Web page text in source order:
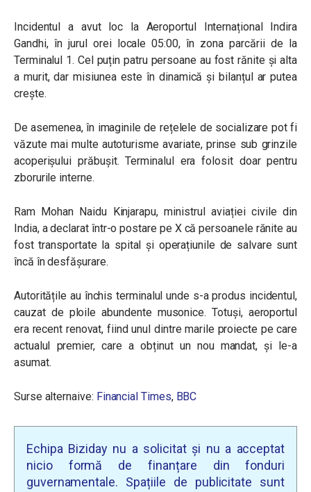
Incidentul a avut loc la Aeroportul Internațional Indira
Gandhi, în jurul orei locale 05:00, în zona parcării de la
Terminalul 1. Cel puțin patru persoane au fost rănite și alta
a murit, dar misiunea este în dinamică și bilanțul ar putea
crește.
De asemenea, în imaginile de rețelele de socializare pot fi
văzute mai multe autoturisme avariate, prinse sub grinzile
acoperișului prăbușit. Terminalul era folosit doar pentru
zborurile interne.
Ram Mohan Naidu Kinjarapu, ministrul aviației civile din
India, a declarat într-o postare pe X că persoanele rănite au
fost transportate la spital și operațiunile de salvare sunt
încă în desfășurare.
Autoritățile au închis terminalul unde s-a produs incidentul,
cauzat de ploile abundente musonice. Totuși, aeroportul
era recent renovat, fiind unul dintre marile proiecte pe care
actualul premier, care a obținut un nou mandat, și le-a
asumat.
Surse alternaive: Financial Times, BBC
Echipa Biziday nu a solicitat și nu a acceptat
nicio formă de finanțare din fonduri
guvernamentale. Spațiile de publicitate sunt